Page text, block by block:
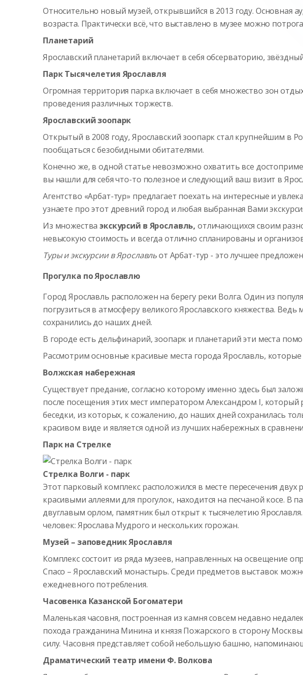
Относительно новый музей, открывшийся в 2013 году. Основная
возраста. Практически всё, что выставлено в музее можно
Планетарий
Ярославский планетарий включает в себя обсерваторию,
Парк Тысячелетия Ярославля
Огромная территория парка включает в себя множество зон
проведения различных торжеств.
Ярославский зоопарк
Открытый в 2008 году, Ярославский зоопарк стал крупнейшим в
пообщаться с безобидными обитателями.
Конечно же, в одной статье невозможно охватить все
вы нашли для себя что-то полезное и следующий ваш визит в
Агентство «Арбат-тур» предлагает поехать на интересные и
узнаете про этот древний город и любая выбранная Вами
Из множестваэкскурсий в Ярославль, отличающихся своим
невысокую стоимость и всегда отлично спланированы и
Туры и экскурсии в Ярославльот Арбат-тур - это лучшее
Прогулка по Ярославлю
Город Ярославль расположен на берегу реки Волга. Один из
погрузиться в атмосферу великого Ярославского княжества.
сохранились до наших дней.
В городе есть дельфинарий, зоопарк и планетарий эти места
Рассмотрим основные красивые места города Ярославль,
Волжская набережная
Существует предание, согласно которому именно здесь был
после посещения этих мест императором Александром I, который
беседки, из которых, к сожалению, до наших дней сохранилась
красивом виде и является одной из лучших набережных в
Парк на Стрелке
Стрелка Волги - парк
Этот парковый комплекс расположился в месте пересечения
красивыми аллеями для прогулок, находится на песчаной косе. В
двуглавым орлом, памятник был открыт к тысячелетию
человек: Ярослава Мудрого и нескольких горожан.
Музей – заповедник Ярославля
Комплекс состоит из ряда музеев, направленных на освещение
Спасо – Ярославский монастырь. Среди предметов выставок
ежедневного потребления.
Часовенка Казанской Богоматери
Маленькая часовня, построенная из камня совсем недавно
похода гражданина Минина и князя Пожарского в сторону
силу. Часовня представляет собой небольшую башню,
Драматический театр имени Ф. Волкова